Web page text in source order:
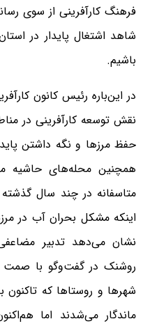
فرهنگ کارآفرینی از سوی
شاهد اشتغال پایدار در
باشیم.
در این‌باره رئیس کانون
نقش توسعه کارآفرینی در
حفظ مرزها و نگه داشتن
همچنین محله‌های حاشیه
متاسفانه در چند سال گذشته
اینکه مشکل بحران آب در
نشان می‌دهد تدبیر
روشنک در گفت‌وگو با صمت
شهرها و روستاها که تاکنون
ماندگار می‌شدند اما